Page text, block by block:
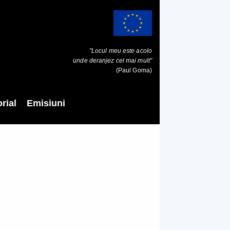
"Locul meu este acolo
unde deranjez cel mai mult"
(Paul Goma)
Emisiuni